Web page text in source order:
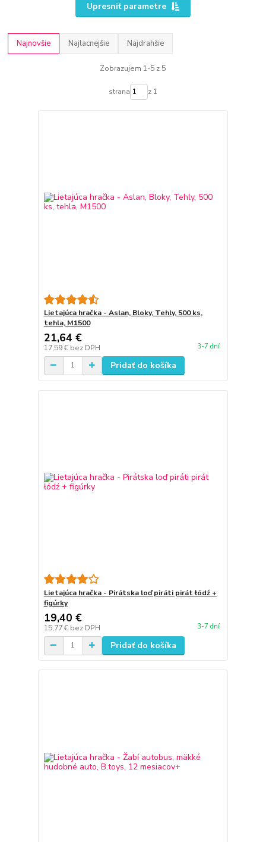
Upresniť parametre
Najnovšie Najlacnejšie Najdrahšie
Zobrazujem 1-5 z 5
strana z 1
Lietajúca hračka - Aslan, Bloky, Tehly, 500 ks,
tehla, M1500
21,64 €
17,59 € bez DPH 3-7 dní
Pridať do košíka
Lietajúca hračka - Pirátska loď piráti pirát łódź +
figúrky
19,40 €
15,77 € bez DPH 3-7 dní
Pridať do košíka